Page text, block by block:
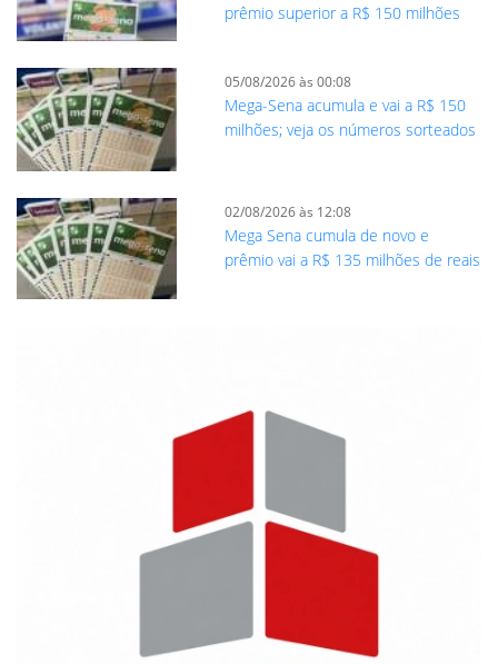
prêmio superior a R$ 150 milhões
05/08/2026 às 00:08
Mega-Sena acumula e vai a R$ 150
milhões; veja os números sorteados
02/08/2026 às 12:08
Mega Sena cumula de novo e
prêmio vai a R$ 135 milhões de reais